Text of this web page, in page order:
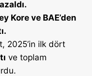
azaldı.
Kore ve BAE’den
2025’in ilk dört
ve toplam